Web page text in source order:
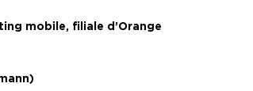
mobile, filiale d’Orange